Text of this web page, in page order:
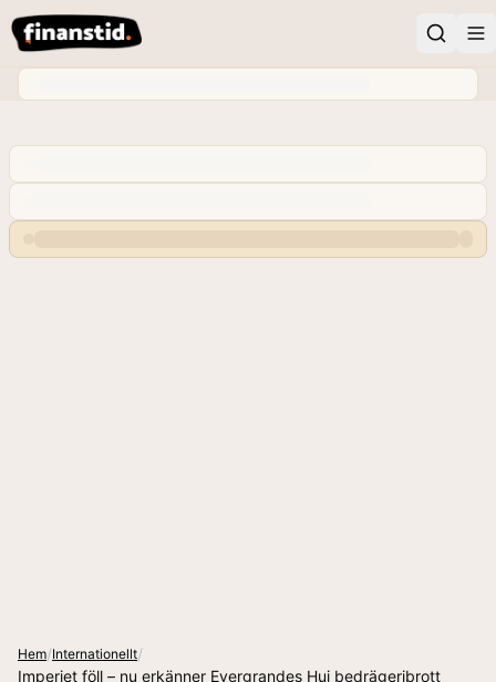
Hem/Internationellt/
Imperiet föll – nu erkänner Evergrandes Hui bedrägeribrott